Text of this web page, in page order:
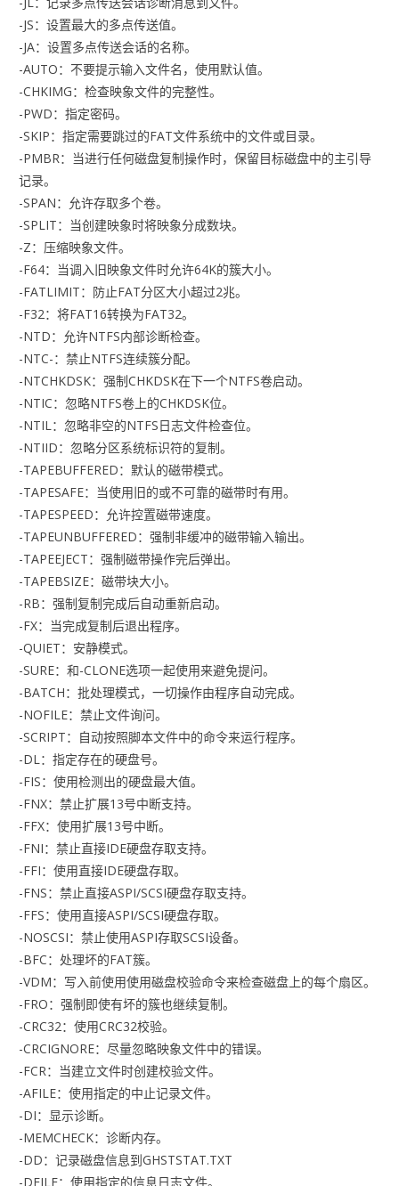
-JS：设置最大的多点传送值。
-JA：设置多点传送会话的名称。
-AUTO：不要提示输入文件名，使用默认值。
-CHKIMG：检查映象文件的完整性。
-PWD：指定密码。
-SKIP：指定需要跳过的FAT文件系统中的文件或目录。
-PMBR：当进行任何磁盘复制操作时，保留目标磁盘中的主引导
记录。
-SPAN：允许存取多个卷。
-SPLIT：当创建映象时将映象分成数块。
-Z：压缩映象文件。
-F64：当调入旧映象文件时允许64K的簇大小。
-FATLIMIT：防止FAT分区大小超过2兆。
-F32：将FAT16转换为FAT32。
-NTD：允许NTFS内部诊断检查。
-NTC-：禁止NTFS连续簇分配。
-NTCHKDSK：强制CHKDSK在下一个NTFS卷启动。
-NTIC：忽略NTFS卷上的CHKDSK位。
-NTIL：忽略非空的NTFS日志文件检查位。
-NTIID：忽略分区系统标识符的复制。
-TAPEBUFFERED：默认的磁带模式。
-TAPESAFE：当使用旧的或不可靠的磁带时有用。
-TAPESPEED：允许控置磁带速度。
-TAPEUNBUFFERED：强制非缓冲的磁带输入输出。
-TAPEEJECT：强制磁带操作完后弹出。
-TAPEBSIZE：磁带块大小。
-RB：强制复制完成后自动重新启动。
-FX：当完成复制后退出程序。
-QUIET：安静模式。
-SURE：和-CLONE选项一起使用来避免提问。
-BATCH：批处理模式，一切操作由程序自动完成。
-NOFILE：禁止文件询问。
-SCRIPT：自动按照脚本文件中的命令来运行程序。
-DL：指定存在的硬盘号。
-FIS：使用检测出的硬盘最大值。
-FNX：禁止扩展13号中断支持。
-FFX：使用扩展13号中断。
-FNI：禁止直接IDE硬盘存取支持。
-FFI：使用直接IDE硬盘存取。
-FNS：禁止直接ASPI/SCSI硬盘存取支持。
-FFS：使用直接ASPI/SCSI硬盘存取。
-NOSCSI：禁止使用ASPI存取SCSI设备。
-BFC：处理坏的FAT簇。
-VDM：写入前使用使用磁盘校验命令来检查磁盘上的每个扇区。
-FRO：强制即使有坏的簇也继续复制。
-CRC32：使用CRC32校验。
-CRCIGNORE：尽量忽略映象文件中的错误。
-FCR：当建立文件时创建校验文件。
-AFILE：使用指定的中止记录文件。
-DI：显示诊断。
-MEMCHECK：诊断内存。
-DD：记录磁盘信息到GHSTSTAT.TXT
-DFILE：使用指定的信息日志文件。